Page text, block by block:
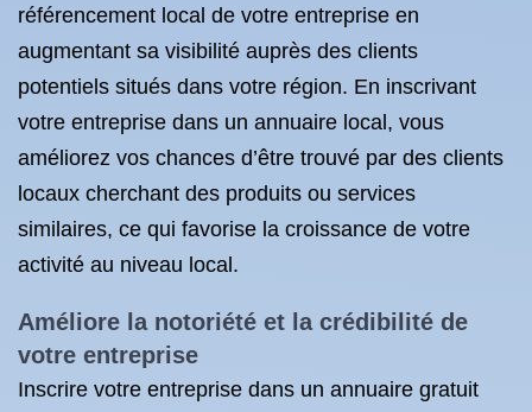
référencement local de votre entreprise en
augmentant sa visibilité auprès des clients
potentiels situés dans votre région. En inscrivant
votre entreprise dans un annuaire local, vous
améliorez vos chances d’être trouvé par des clients
locaux cherchant des produits ou services
similaires, ce qui favorise la croissance de votre
activité au niveau local.
Améliore la notoriété et la crédibilité de
votre entreprise
Inscrire votre entreprise dans un annuaire gratuit